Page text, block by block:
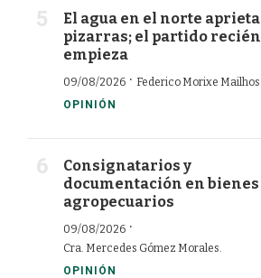
El agua en el norte aprieta
pizarras; el partido recién
empieza
09/08/2026 · Federico Morixe Mailhos
OPINIÓN
Consignatarios y
documentación en bienes
agropecuarios
09/08/2026 ·
Cra. Mercedes Gómez Morales.
OPINIÓN